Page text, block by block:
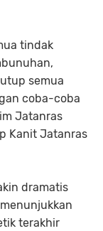
tindak
semua
coba-coba
Jatanras
Kanit Jatanras
dramatis
terakhir